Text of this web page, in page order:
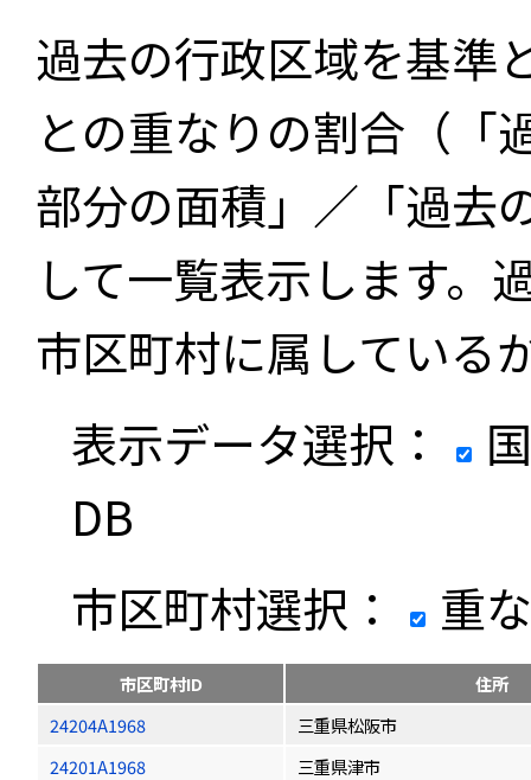
過去の行政区域を基準
との重なりの割合（「
部分の面積」／「過去
して一覧表示します。
市区町村に属している
表示データ選択：
DB
市区町村選択：
重
市区町村ID
住所
24204A1968
三重県松阪市
24201A1968
三重県津市